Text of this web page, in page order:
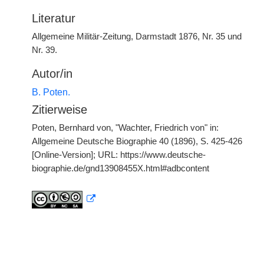
Literatur
Allgemeine Militär-Zeitung, Darmstadt 1876, Nr. 35 und
Nr. 39.
Autor/in
B. Poten.
Zitierweise
Poten, Bernhard von, "Wachter, Friedrich von" in:
Allgemeine Deutsche Biographie 40 (1896), S. 425-426
[Online-Version]; URL: https://www.deutsche-
biographie.de/gnd13908455X.html#adbcontent